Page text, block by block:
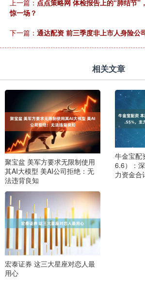
上一篇： 点点策略网 体检报告上的“肺结节”
惊一场？
下一篇： 通达配资 前三季度非上市人身险公
相关文章
聚宝盆 美军方要求无限制使用
其AI大模型 美AI公司拒绝：无
法违背良知
牛金宝配
6.6）：
力资金合
宏泰证券 这三大星座对恋人最
用心